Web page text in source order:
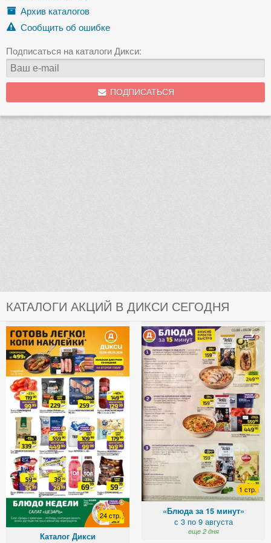
Архив каталогов
Сообщить об ошибке
Подписаться на каталоги Дикси:
ПОДПИСАТЬСЯ
КАТАЛОГИ АКЦИЙ В ДИКСИ СЕГОДНЯ
24 стр.
Каталог Дикси
1 стр.
«Блюда за 15 минут»
с 3 по 9 августа
еще 2 дня